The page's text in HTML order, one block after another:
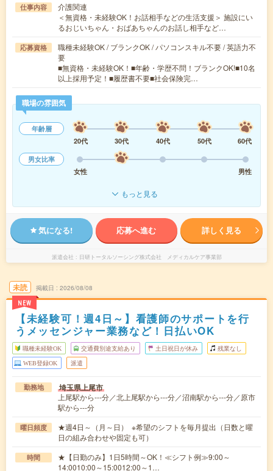
仕事内容
介護関連
＜無資格・未経験OK！お話相手などの生活支援＞ 施設にい
るおじいちゃん・おばあちゃんのお話し相手など…
応募資格
職種未経験OK / ブランクOK / パソコンスキル不要 / 英語力不
要
■無資格・未経験OK！■年齢・学歴不問！ブランクOK!■10名
以上採用予定！■履歴書不要■社会保険完…
職場の雰囲気
年齢層
20代
30代 40代 50代
60代
男女比率
女性
男性
もっと見る
気になる! 応募へ進む 詳しく見る
派遣会社 日研トータルソーシング株式会社 メディカルケア事業部
未読
NEW
掲載日 2026/08/08
【未経験可！週4日～】看護師のサポートを行
うメッセンジャー業務など！日払いOK
職種未経験OK 交通費別途支給あり 土日祝日が休み 残業なし
WEB登録OK 派遣
勤務地 埼玉県上尾市
上尾駅から---分／北上尾駅から---分／沼南駅から---分／原市
駅から---分
曜日頻度
★週4日～（月～日） ※希望のシフトを毎月提出（日数と曜
日の組み合わせや固定も可）
時間
★【日勤のみ】1日5時間～OK！≪シフト例≫9:00～
14:0010:00～15:0012:00～1…